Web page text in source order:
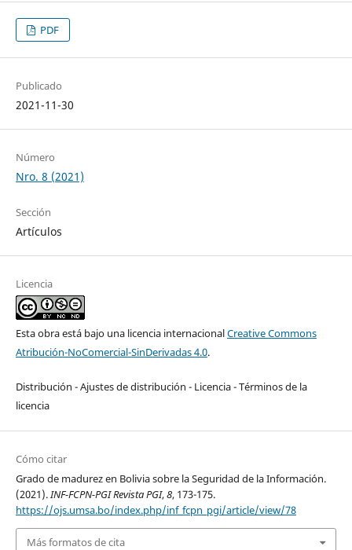
PDF
Publicado
2021-11-30
Número
Nro. 8 (2021)
Sección
Artículos
Licencia
Esta obra está bajo una licencia internacionalCreative Commons
Atribución-NoComercial-SinDerivadas 4.0.
Distribución - Ajustes de distribución - Licencia - Términos de la
licencia
Cómo citar
Grado de madurez en Bolivia sobre la Seguridad de la Información.
(2021).INF-FCPN-PGI Revista PGI,8, 173-175.
https://ojs.umsa.bo/index.php/inf_fcpn_pgi/article/view/78
Más formatos de cita